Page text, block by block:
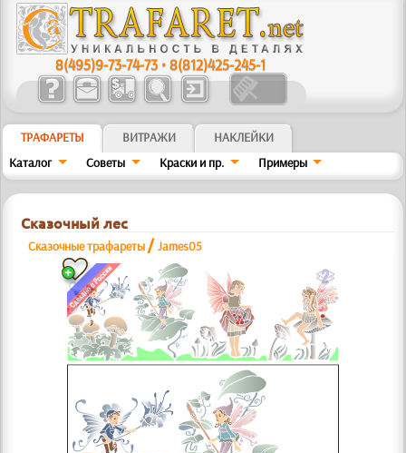
8(495)9-73-74-73 •8(812)425-245-1
ТРАФАРЕТЫ ВИТРАЖИ
НАКЛЕЙКИ
Каталог
Советы Краски и пр. Примеры
Сказочный лес
Сказочные трафареты /James05
b